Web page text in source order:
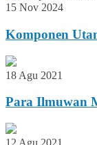
15 Nov 2024
Komponen
18 Agu 2021
Para Ilmuwan
12 Agu 2021